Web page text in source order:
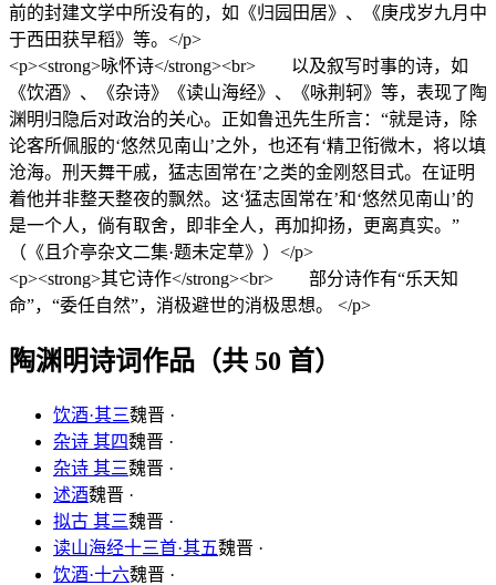
前的封建文学中所没有的，如《归园田居》、《庚戌岁九月中
于西田获早稻》等。</p>
<p><strong>咏怀诗</strong><br> 以及叙写时事的诗，如
《饮酒》、《杂诗》《读山海经》、《咏荆轲》等，表现了陶
渊明归隐后对政治的关心。正如鲁迅先生所言：“就是诗，除
论客所佩服的‘悠然见南山’之外，也还有‘精卫衔微木，将以填
沧海。刑天舞干戚，猛志固常在’之类的金刚怒目式。在证明
着他并非整天整夜的飘然。这‘猛志固常在’和‘悠然见南山’的
是一个人，倘有取舍，即非全人，再加抑扬，更离真实。”
（《且介亭杂文二集·题未定草》）</p>
<p><strong>其它诗作</strong><br> 部分诗作有“乐天知
命”，“委任自然”，消极避世的消极思想。 </p>
陶渊明诗词作品（共 50 首）
饮酒·其三魏晋 ·
杂诗 其四魏晋 ·
杂诗 其三魏晋 ·
述酒魏晋 ·
拟古 其三魏晋 ·
读山海经十三首·其五魏晋 ·
饮酒·十六魏晋 ·